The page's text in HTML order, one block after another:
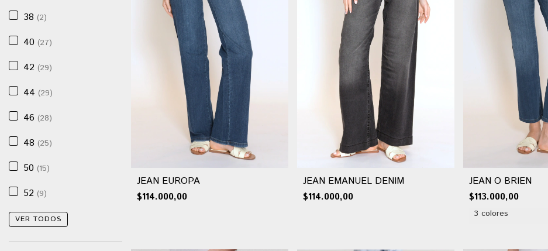
38 (2)
40 (27)
42 (29)
44 (29)
46 (28)
48 (25)
50 (15)
52 (9)
VER TODOS
JEAN EUROPA
$114.000,00
JEAN EMANUEL DENIM
$114.000,00
JEAN O BRIEN
$113.000,00
3 colores